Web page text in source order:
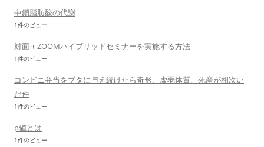
中鎖脂肪酸の代謝
1件のビュー
対面＋ZOOMハイブリッドセミナーを実施する方法
1件のビュー
コンビニ弁当をブタに与え続けたら奇形、虚弱体質、死産が相次い
だ件
1件のビュー
p値とは
1件のビュー